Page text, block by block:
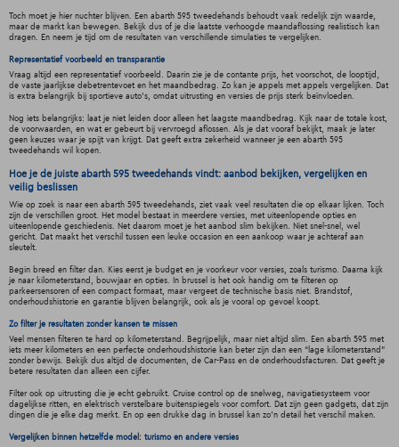
Toch moet je hier nuchter blijven. Een abarth 595 tweedehands behoudt vaak redelijk zijn waarde,
maar de markt kan bewegen. Bekijk dus of je die laatste verhoogde maandaflossing realistisch kan
dragen. En neem je tijd om de resultaten van verschillende simulaties te vergelijken.
Representatief voorbeeld en transparantie
Vraag altijd een representatief voorbeeld. Daarin zie je de contante prijs, het voorschot, de looptijd,
de vaste jaarlijkse debetrentevoet en het maandbedrag. Zo kan je appels met appels vergelijken. Dat
is extra belangrijk bij sportieve auto's, omdat uitrusting en versies de prijs sterk beïnvloeden.
Nog iets belangrijks: laat je niet leiden door alleen het laagste maandbedrag. Kijk naar de totale kost,
de voorwaarden, en wat er gebeurt bij vervroegd aflossen. Als je dat vooraf bekijkt, maak je later
geen keuzes waar je spijt van krijgt. Dat geeft extra zekerheid wanneer je een abarth 595
tweedehands wil kopen.
Hoe je de juiste abarth 595 tweedehands vindt: aanbod bekijken, vergelijken en
veilig beslissen
Wie op zoek is naar een abarth 595 tweedehands, ziet vaak veel resultaten die op elkaar lijken. Toch
zijn de verschillen groot. Het model bestaat in meerdere versies, met uiteenlopende opties en
uiteenlopende geschiedenis. Net daarom moet je het aanbod slim bekijken. Niet snel-snel, wel
gericht. Dat maakt het verschil tussen een leuke occasion en een aankoop waar je achteraf aan
sleutelt.
Begin breed en filter dan. Kies eerst je budget en je voorkeur voor versies, zoals turismo. Daarna kijk
je naar kilometerstand, bouwjaar en opties. In brussel is het ook handig om te filteren op
parkeersensoren of een compact formaat, maar vergeet de technische basis niet. Brandstof,
onderhoudshistorie en garantie blijven belangrijk, ook als je vooral op gevoel koopt.
Zo filter je resultaten zonder kansen te missen
Veel mensen filteren te hard op kilometerstand. Begrijpelijk, maar niet altijd slim. Een abarth 595 met
iets meer kilometers en een perfecte onderhoudshistorie kan beter zijn dan een “lage kilometerstand”
zonder bewijs. Bekijk dus altijd de documenten, de Car-Pass en de onderhoudsfacturen. Dat geeft je
betere resultaten dan alleen een cijfer.
Filter ook op uitrusting die je echt gebruikt. Cruise control op de snelweg, navigatiesysteem voor
dagelijkse ritten, en elektrisch verstelbare buitenspiegels voor comfort. Dat zijn geen gadgets, dat zijn
dingen die je elke dag merkt. En op een drukke dag in brussel kan zo’n detail het verschil maken.
Vergelijken binnen hetzelfde model: turismo en andere versies